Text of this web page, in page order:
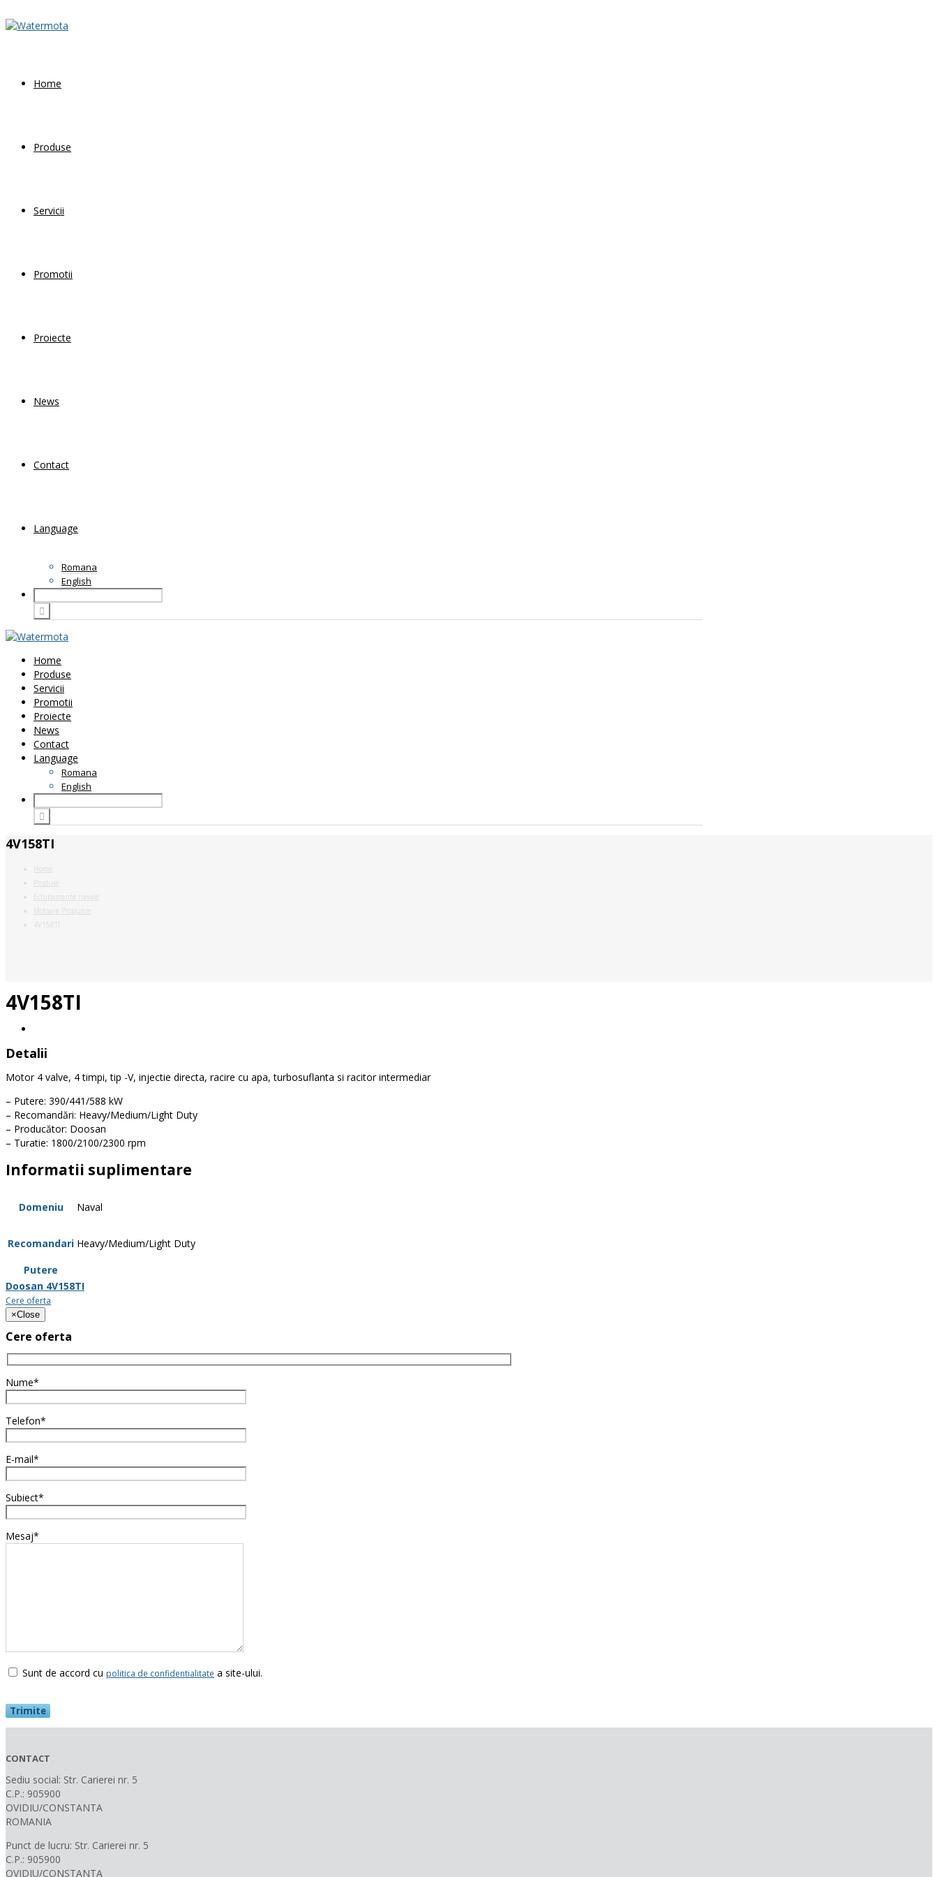
Home
Produse
Servicii
Promotii
Proiecte
News
Contact
Language
Romana
English
Home
Produse
Servicii
Promotii
Proiecte
News
Contact
Language
Romana
English
4V158TI
Home
Echipamente navale
Motoare Propulsie
4V158TI
4V158TI
Detalii
Motor 4 valve, 4 timpi, tip -V, injectie directa, racire cu apa, turbosuflanta si racitor intermediar
– Putere: 390/441/588 kW
– Recomandări: Heavy/Medium/Light Duty
– Producător: Doosan
– Turatie: 1800/2100/2300 rpm
Informatii suplimentare
Domeniu Naval
Recomandari Heavy/Medium/Light Duty
Putere
Doosan 4V158TI
Cere oferta
×Close
Cere oferta
Nume*
Telefon*
E-mail*
Subiect*
Mesaj*
Sunt de accord cu politica de confidentialitate a site-ului.
CONTACT
Sediu social: Str. Carierei nr. 5
C.P.: 905900
OVIDIU/CONSTANTA
ROMANIA
Punct de lucru: Str. Carierei nr. 5
C.P.: 905900
OVIDIU/CONSTANTA